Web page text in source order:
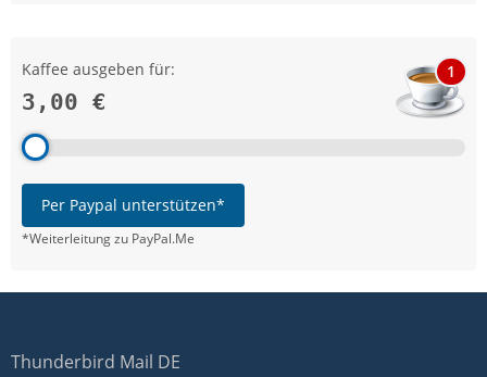
Kaffee ausgeben für:
3,00 €
1
Per Paypal unterstützen*
*Weiterleitung zu PayPal.Me
Thunderbird Mail DE